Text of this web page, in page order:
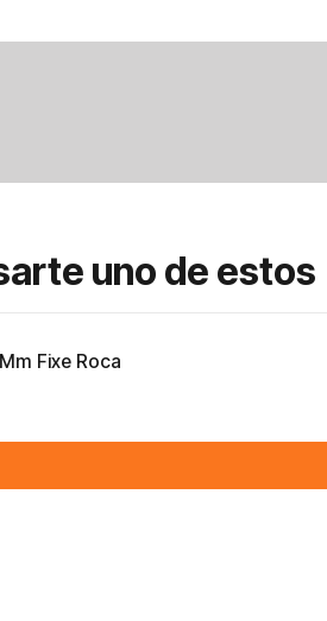
uno de estos
Fixe Roca